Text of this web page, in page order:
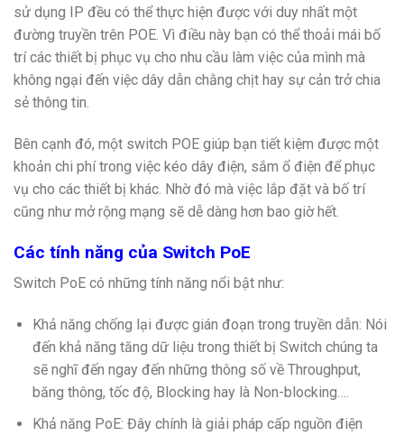
sử dụng IP đều có thể thực hiện được với duy nhất một
đường truyền trên POE. Vì điều này bạn có thể thoải mái bố
trí các thiết bị phục vụ cho nhu cầu làm việc của mình mà
không ngại đến việc dây dẫn chằng chịt hay sự cản trở chia
sẻ thông tin.
Bên cạnh đó, một switch POE giúp bạn tiết kiệm được một
khoản chi phí trong việc kéo dây điện, sắm ổ điện để phục
vụ cho các thiết bị khác. Nhờ đó mà việc lắp đặt và bố trí
cũng như mở rộng mạng sẽ dễ dàng hơn bao giờ hết.
Các tính năng của Switch PoE
Switch PoE có những tính năng nổi bật như:
Khả năng chống lại được gián đoạn trong truyền dẫn: Nói
đến khả năng tăng dữ liệu trong thiết bị Switch chúng ta
sẽ nghĩ đến ngay đến những thông số về Throughput,
băng thông, tốc độ, Blocking hay là Non-blocking….
Khả năng PoE: Đây chính là giải pháp cấp nguồn điện